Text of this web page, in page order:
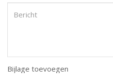
Bijlage toevoegen